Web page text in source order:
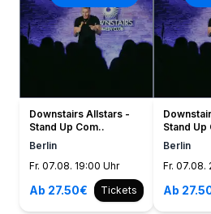
Downstairs Allstars -
Stand Up Com..
Berlin
Fr. 07.08. 19:00 Uhr
Ab 27.50€ Tickets
Stand Up
Berlin
Fr. 07.08.
Ab